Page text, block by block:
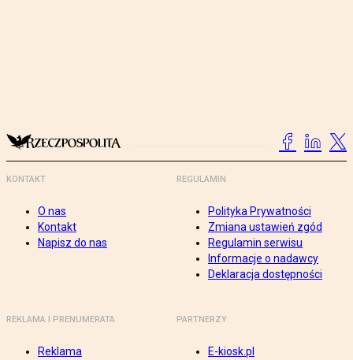
KONTAKT
O nas
Kontakt
Napisz do nas
REGULAMIN
Polityka Prywatności
Zmiana ustawień zgód
Regulamin serwisu
Informacje o nadawcy
Deklaracja dostępności
REKLAMA I PRENUMERATA
Reklama
PARTNERZY
E-kiosk.pl